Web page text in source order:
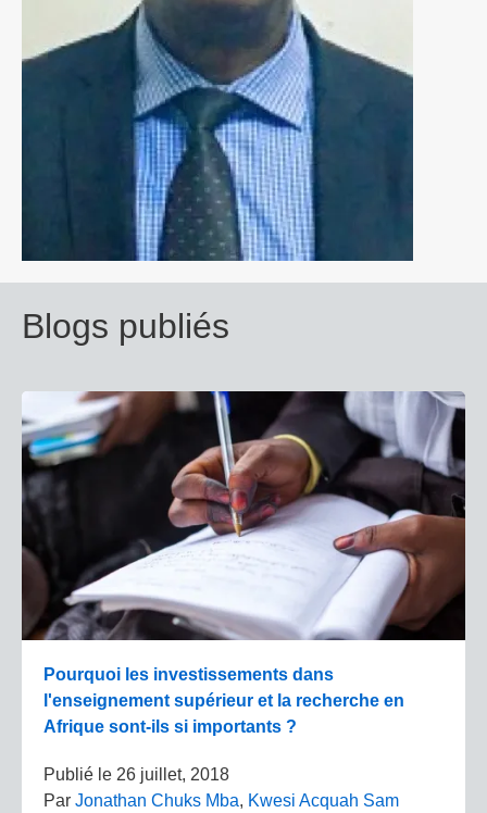
Blogs publiés
Pourquoi les investissements dans
l'enseignement supérieur et la recherche en
Afrique sont-ils si importants ?
Publié le 26 juillet, 2018
Par Jonathan Chuks Mba, Kwesi Acquah Sam